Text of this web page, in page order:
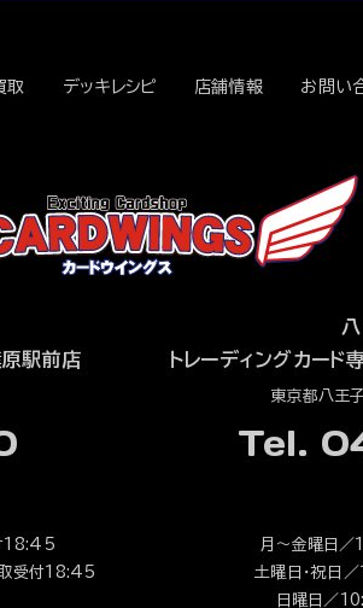
取 デッキレシピ 店舗情報 お問い
原駅前店
18:45
取受付18:45
トレーディングカード
東京都八王
Tel.
月～金曜日／
土曜日・祝日
日曜日／